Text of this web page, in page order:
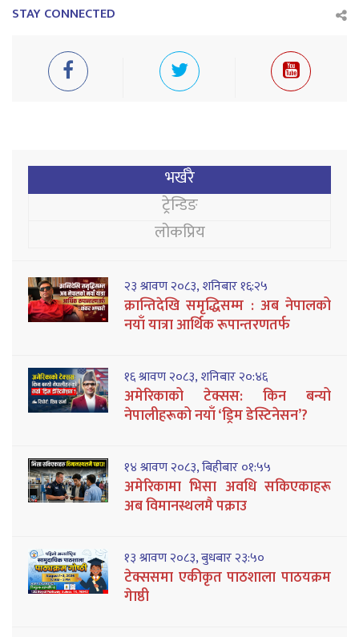
STAY CONNECTED
भर्खरै
ट्रेन्डिङ
लोकप्रिय
२३ श्रावण २०८३, शनिबार १६:२५
क्रान्तिदेखि समृद्धिसम्म : अब नेपालको
नयाँ यात्रा आर्थिक रूपान्तरणतर्फ
१६ श्रावण २०८३, शनिबार २०:४६
अमेरिकाको टेक्सस: किन बन्यो
नेपालीहरूको नयाँ ‘ड्रिम डेस्टिनेसन’?
१४ श्रावण २०८३, बिहीबार ०१:५५
अमेरिकामा भिसा अवधि सकिएकाहरू
अब विमानस्थलमै पक्राउ
१३ श्रावण २०८३, बुधबार २३:५०
टेक्ससमा एकीकृत पाठशाला पाठयक्रम
गेाष्ठी